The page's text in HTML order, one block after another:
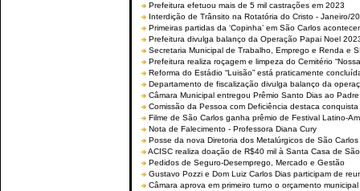
Prefeitura efetuou mais de 5 mil castrações em 2023
Interdição de Trânsito na Rotatória do Cristo - Janeiro/
Primeiras partidas da ‘Copinha’ em São Carlos
Prefeitura divulga balanço da Operação Papai Noel
Secretaria Municipal de Trabalho, Emprego e Renda e
Prefeitura realiza roçagem e limpeza do Cemitério
Reforma do Estádio “Luisão” está praticamente
Departamento de fiscalização divulga balanço da
Câmara Municipal entregou Prêmio Santo Dias ao
Comissão da Pessoa com Deficiência destaca
Filme de São Carlos ganha prêmio de Festival Latino-
Nota de Falecimento - Professora Diana Cury
Posse da nova Diretoria dos Metalúrgicos de São
ACISC realiza doação de R$40 mil à Santa Casa de
Pedidos de Seguro-Desemprego, Mercado e Gestão
Gustavo Pozzi e Dom Luiz Carlos Dias participam de
Câmara aprova em primeiro turno o orçamento